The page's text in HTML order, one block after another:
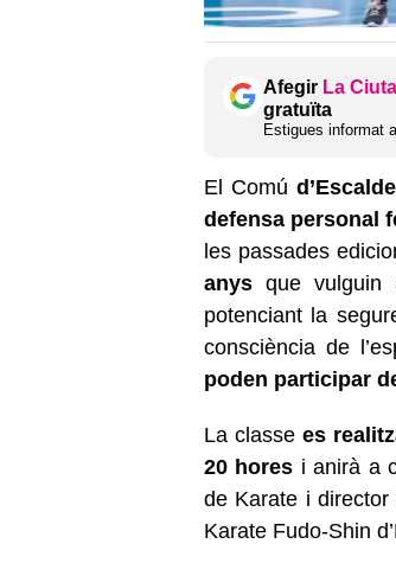
Afegir La
gratuïta
Estigues informat
El Comú
defensa personal
les passades
anys que vulguin
potenciant la
consciència de
poden participar
La classe es
20 hores i anirà a
de Karate i
Karate Fudo-Shin